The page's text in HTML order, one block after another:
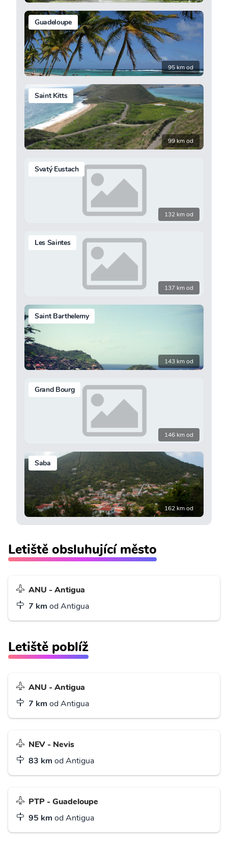
Guadeloupe
95 km od
Saint Kitts
99 km od
Svatý Eustach
132 km od
Les Saintes
137 km od
Saint Barthelemy
143 km od
Grand Bourg
146 km od
Saba
162 km od
Letiště obsluhující město
ANU - Antigua
7 km od Antigua
Letiště poblíž
ANU - Antigua
7 km od Antigua
NEV - Nevis
83 km od Antigua
PTP - Guadeloupe
95 km od Antigua